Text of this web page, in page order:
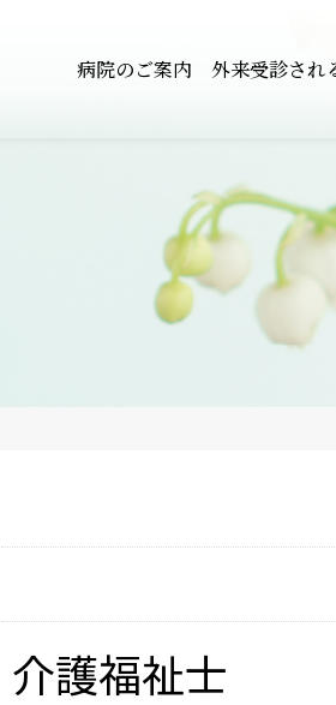
病院のご案内 外来受診され
介護福祉士